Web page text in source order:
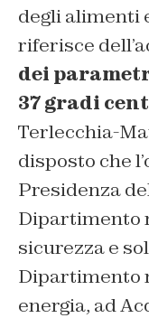
degli alimenti
riferisce
dei
37 gradi
Terlecchia-
disposto che
Presidenza
Dipartimento
sicurezza e
Dipartimento
energia, ad